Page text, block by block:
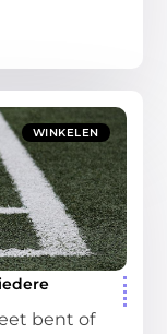
WINKELEN
bent of